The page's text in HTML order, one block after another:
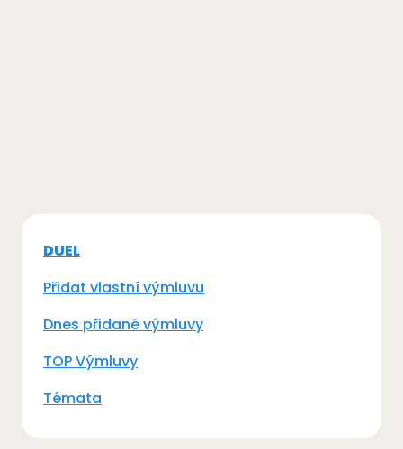
DUEL
Přidat vlastní výmluvu
Dnes přidané výmluvy
TOP Výmluvy
Témata